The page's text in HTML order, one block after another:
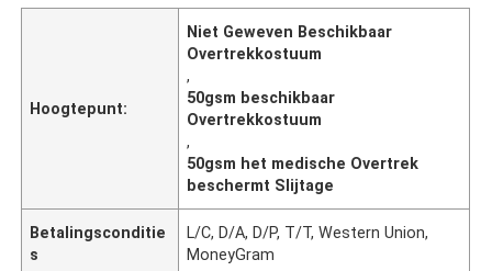
Hoogtepunt:
Niet Geweven Beschikbaar
Overtrekkostuum
,
50gsm beschikbaar
Overtrekkostuum
,
50gsm het medische Overtrek
beschermt Slijtage
Betalingsconditie
s
L/C, D/A, D/P, T/T, Western Union,
MoneyGram